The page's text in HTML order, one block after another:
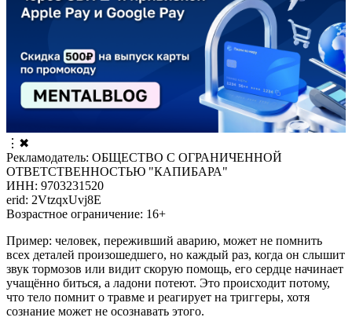
⋮ ✖
Рекламодатель: ОБЩЕСТВО С ОГРАНИЧЕННОЙ
ОТВЕТСТВЕННОСТЬЮ "КАПИБАРА"
ИНН: 9703231520
erid: 2VtzqxUvj8E
Возрастное ограничение: 16+
Пример: человек, переживший аварию, может не помнить
всех деталей произошедшего, но каждый раз, когда он слышит
звук тормозов или видит скорую помощь, его сердце начинает
учащённо биться, а ладони потеют. Это происходит потому,
что тело помнит о травме и реагирует на триггеры, хотя
сознание может не осознавать этого.